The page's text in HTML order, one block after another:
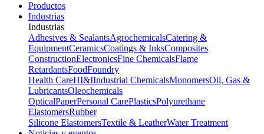
Productos
Industrias
Industrias
Adhesives & SealantsAgrochemicalsCatering &
EquipmentCeramicsCoatings & InksComposites
ConstructionElectronicsFine ChemicalsFlame
RetardantsFoodFoundry
Health CareHI&IIndustrial ChemicalsMonomersOil, Gas &
LubricantsOleochemicals
OpticalPaperPersonal CarePlasticsPolyurethane
ElastomersRubber
Silicone ElastomersTextile & LeatherWater Treatment